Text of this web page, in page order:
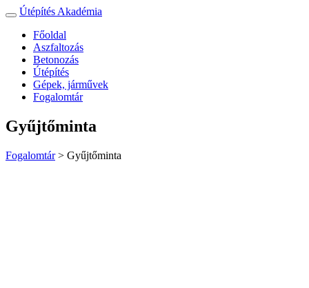
Toggle
navigation
Útépítés Akadémia
Főoldal
Aszfaltozás
Betonozás
Útépítés
Gépek, járművek
Fogalomtár
Gyűjtőminta
Fogalomtár> Gyűjtőminta